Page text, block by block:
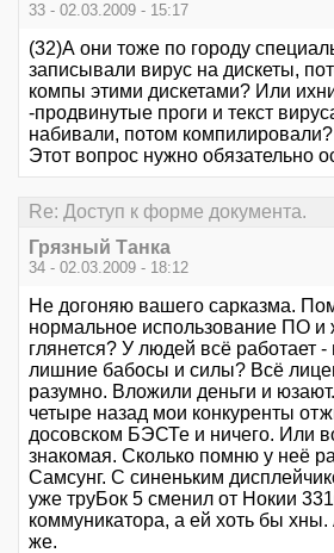
33 - 02.03.2009 - 15:17
(32)А они тоже по городу
записывали вирус на дискеты,
компы этими дискетами? Или
-продвинутые проги и текст
набивали, потом компилировали?
Этот вопрос нужно обязательно
Re: Доступ к форме документа.
Грязный Танка
34 - 02.03.2009 - 18:12
Не догоняю вашего сарказма.
нормальное использование ПО и
глянется? У людей всё работает -
лишние бабосы и силы? Всё
разумно. Вложили деньги и
четыре назад мои конкуренты
досовском БЭСТе и ничего. Или
знакомая. Сколько помню у неё
Самсунг. С синеньким
уже труБок 5 сменил от Нокии
коммуникатора, а ей хоть бы
же.